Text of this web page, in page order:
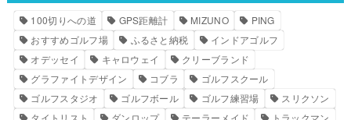
100切りへの道 GPS距離計 MIZUNO
PING
おすすめゴルフ場
ふるさと納税
インドアゴルフ
オデッセイ
キャロウェイ
クリーブランド
グラファイトデザイン
コブラ
ゴルフスクール
ゴルフスタジオ
ゴルフボール ゴルフ練習場
スリクソン
タイトリスト
ダンロップ テーラーメイド トラックマン